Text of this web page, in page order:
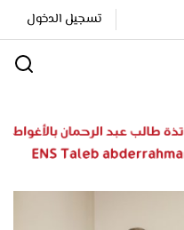
تسجيل الدخول